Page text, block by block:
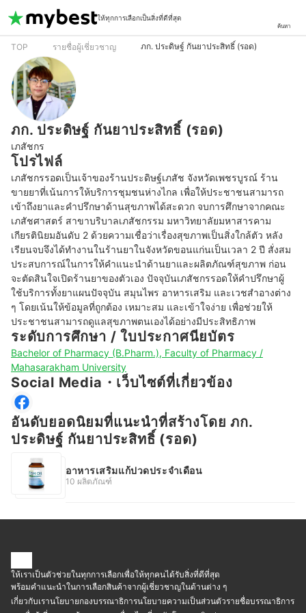
ให้ทุกการเลือกเป็นสิ่งที่ดีที่สุด
ค้นหา
TOP รายชื่อผู้เชี่ยวชาญ ภก. ประดิษฐ์ กันยาประสิทธิ์ (รอด)
ภก. ประดิษฐ์ กันยาประสิทธิ์ (รอด)
เภสัชกร
โปรไฟล์
เภสัชกรรอดเป็นเจ้าของร้านประดิษฐ์เภสัช จังหวัดเพชรบูรณ์ ร้าน
ขายยาที่เน้นการให้บริการชุมชนห่างไกล เพื่อให้ประชาชนสามารถ
เข้าถึงยาและคำปรึกษาด้านสุขภาพได้สะดวก จบการศึกษาจากคณะ
เภสัชศาสตร์ สาขาบริบาลเภสัชกรรม มหาวิทยาลัยมหาสารคาม
เกียรตินิยมอันดับ 2 ด้วยความเชื่อว่าเรื่องสุขภาพเป็นสิ่งใกล้ตัว หลัง
เรียนจบจึงได้ทำงานในร้านยาในจังหวัดขอนแก่นเป็นเวลา 2 ปี สั่งสม
ประสบการณ์ในการให้คำแนะนำด้านยาและผลิตภัณฑ์สุขภาพ ก่อน
จะตัดสินใจเปิดร้านยาของตัวเอง ปัจจุบันเภสัชกรรอดให้คำปรึกษาผู้
ใช้บริการทั้งยาแผนปัจจุบัน สมุนไพร อาหารเสริม และเวชสำอางต่าง
ๆ โดยเน้นให้ข้อมูลที่ถูกต้อง เหมาะสม และเข้าใจง่าย เพื่อช่วยให้
ประชาชนสามารถดูแลสุขภาพตนเองได้อย่างมีประสิทธิภาพ
ระดับการศึกษา / ใบประกาศนียบัตร
Bachelor of Pharmacy (B.Pharm.), Faculty of Pharmacy /
Mahasarakham University
Social Media・เว็บไซต์ที่เกี่ยวข้อง
อันดับยอดนิยมที่แนะนำที่สร้างโดย ภก.
ประดิษฐ์ กันยาประสิทธิ์ (รอด)
อาหารเสริมแก้ปวดประจำเดือน
10 ผลิตภัณฑ์
ให้เราเป็นตัวช่วยในทุกการเลือกเพื่อให้ทุกคนได้รับสิ่งที่ดีที่สุด
พร้อมคำแนะนำในการเลือกสินค้าจากผู้เชี่ยวชาญในด้านต่าง ๆ
เกี่ยวกับเรานโยบายกองบรรณาธิการนโยบายความเป็นส่วนตัวรายชื่อบรรณาธิการ